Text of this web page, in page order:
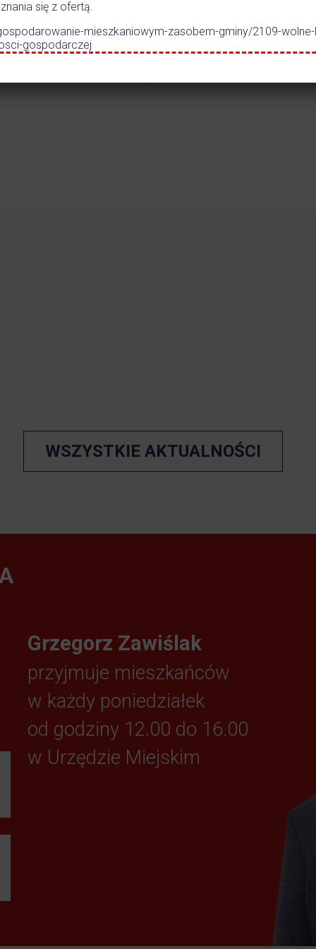
w
WSZYSTKIE AKTUALNOŚCI
Grzegorz Zawiślak
przyjmuje mieszkańców
w każdy poniedziałek
od godziny 12.00 do 16.00
w Urzędzie Miejskim
się z ofertą.
mieszkaniowym-zasobem-gminy/2109-
gospodarczej